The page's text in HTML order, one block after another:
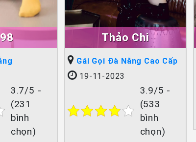
3.7/5 -
(231
bình
chọn)
Thảo Chi
Gái Gọi Đà Nẵng Cao Cấp
19-11-2023
3.9/5 -
(533
bình
chọn)